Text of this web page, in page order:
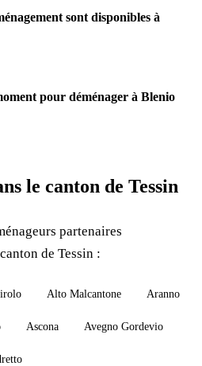
sont disponibles à
pour déménager à Blenio
le canton de Tessin
partenaires
de Tessin :
Alto Malcantone Aranno
Ascona Avegno Gordevio